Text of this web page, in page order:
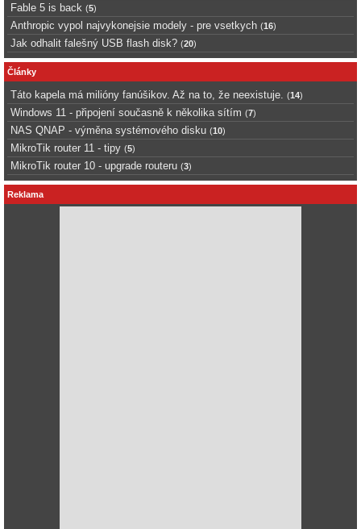
Fable 5 is back (5)
Anthropic vypol najvykonejsie modely - pre vsetkych (16)
Jak odhalit falešný USB flash disk? (20)
Články
Táto kapela má milióny fanúšikov. Až na to, že neexistuje. (14)
Windows 11 - připojení současně k několika sítím (7)
NAS QNAP - výměna systémového disku (10)
MikroTik router 11 - tipy (5)
MikroTik router 10 - upgrade routeru (3)
Reklama